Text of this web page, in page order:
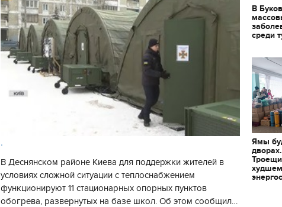
.
В Деснянском районе Киева для поддержки жителей в
условиях сложной ситуации с теплоснабжением
функционируют 11 стационарных опорных пунктов
обогрева, развернутых на базе школ. Об этом сообщил
В
среди
Ямы